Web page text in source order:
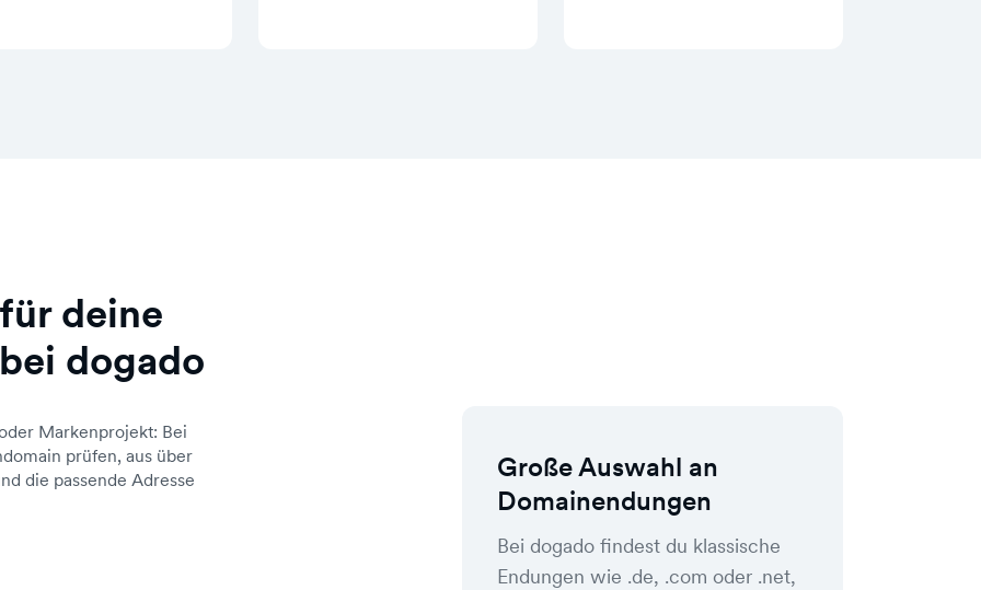
deine
dogado
Markenprojekt: Bei
prüfen, aus über
die passende Adresse
Große Auswahl an
Domainendungen
Bei dogado findest du klassische
Endungen wie .de, .com oder .net,